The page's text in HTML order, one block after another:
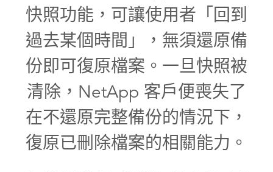
快照功能，可讓使用者「回到
過去某個時間」，無須還原備
份即可復原檔案。一旦快照被
清除，NetApp 客戶便喪失了
在不還原完整備份的情況下，
復原已刪除檔案的相關能力。